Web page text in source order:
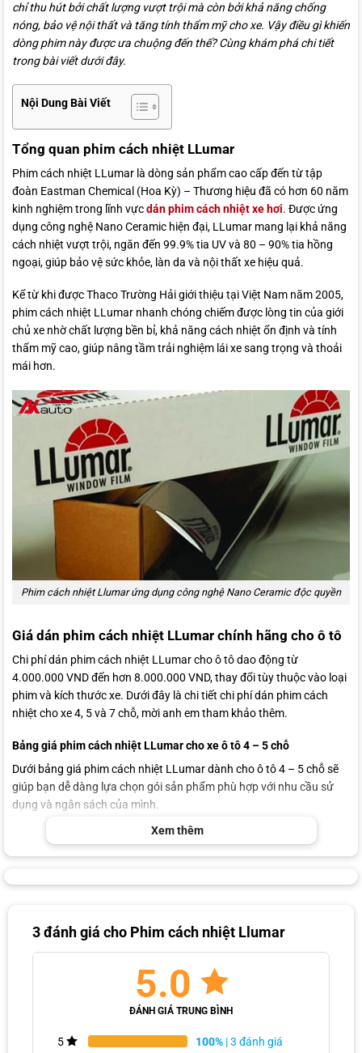
chỉ thu hút bởi chất lượng vượt trội mà còn bởi khả năng chống
nóng, bảo vệ nội thất và tăng tính thẩm mỹ cho xe. Vậy điều gì khiến
dòng phim này được ưa chuộng đến thế? Cùng khám phá chi tiết
trong bài viết dưới đây.
Nội Dung Bài Viết
Tổng quan phim cách nhiệt LLumar
Phim cách nhiệt LLumar là dòng sản phẩm cao cấp đến từ tập
đoàn Eastman Chemical (Hoa Kỳ) – Thương hiệu đã có hơn 60 năm
kinh nghiệm trong lĩnh vựcdán phim cách nhiệt xe hơi. Được ứng
dụng công nghệ Nano Ceramic hiện đại, LLumar mang lại khả năng
cách nhiệt vượt trội, ngăn đến 99.9% tia UV và 80 – 90% tia hồng
ngoại, giúp bảo vệ sức khỏe, làn da và nội thất xe hiệu quả.
Kể từ khi được Thaco Trường Hải giới thiệu tại Việt Nam năm 2005,
phim cách nhiệt LLumar nhanh chóng chiếm được lòng tin của giới
chủ xe nhờ chất lượng bền bỉ, khả năng cách nhiệt ổn định và tính
thẩm mỹ cao, giúp nâng tầm trải nghiệm lái xe sang trọng và thoải
mái hơn.
Phim cách nhiệt Llumar ứng dụng công nghệ Nano Ceramic độc quyền
Giá dán phim cách nhiệt LLumar chính hãng cho ô tô
Chi phí dán phim cách nhiệt LLumar cho ô tô dao động từ
4.000.000 VND đến hơn 8.000.000 VND, thay đổi tùy thuộc vào loại
phim và kích thước xe. Dưới đây là chi tiết chi phí dán phim cách
nhiệt cho xe 4, 5 và 7 chỗ, mời anh em tham khảo thêm.
Bảng giá phim cách nhiệt LLumar cho xe ô tô 4 – 5 chỗ
Dưới bảng giá phim cách nhiệt LLumar dành cho ô tô 4 – 5 chỗ sẽ
giúp bạn dễ dàng lựa chọn gói sản phẩm phù hợp với nhu cầu sử
dụng và ngân sách của mình.
dán
Kính lái
Kính sườn
trước
Kính sườn
sau
Kính lưng
Gói
tiêu
AIR 65
ATN 35
ATN 35
1.300.000
ATN 35
LAN30N
LAN30N
Xem thêm
3 đánh giá cho Phim cách nhiệt Llumar
5.0
ĐÁNH GIÁ TRUNG BÌNH
5 100% | 3 đánh giá